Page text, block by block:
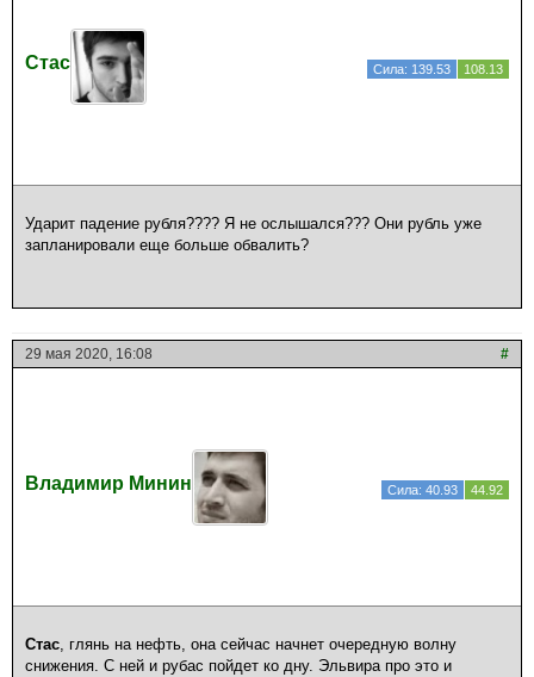
Стас Сила: 139.53 108.13
Ударит падение рубля???? Я не ослышался??? Они рубль уже
запланировали еще больше обвалить?
29 мая 2020, 16:08 #
Владимир Минин Сила: 40.93 44.92
Стас, глянь на нефть, она сейчас начнет очередную волну
снижения. С ней и рубас пойдет ко дну. Эльвира про это и